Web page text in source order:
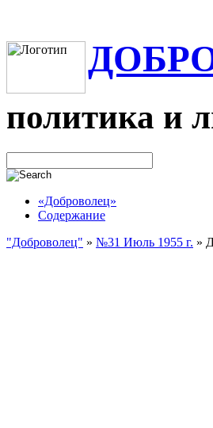
политика и
«Доброволец»
Содержание
"Доброволец" » №31 Июль 1955 г. »